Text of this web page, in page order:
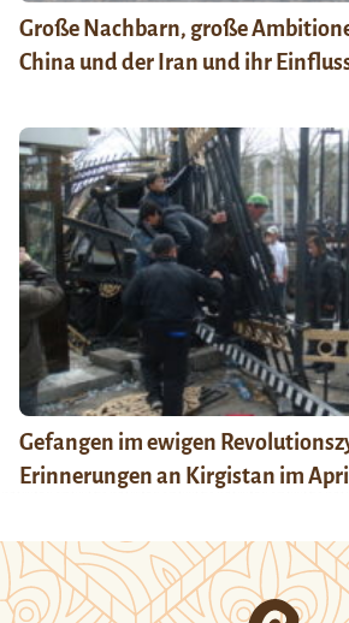
Große Nachbarn, große
China und der Iran und ihr
Gefangen im ewigen
Erinnerungen an Kirgistan im